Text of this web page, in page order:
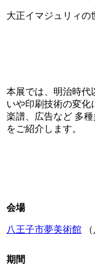
大正イマジュリィの
本展では、明治時代
いや印刷技術の変化
楽譜、広告など 多
をご紹介します。
会場
八王子市夢美術館
期間